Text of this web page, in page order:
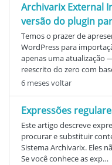
Archivarix External
versão do plugin
Temos o prazer de
WordPress para
apenas uma atualização
reescrito do zero com
6 meses voltar
Expressões
Este artigo descreve
procurar e substituir
Sistema Archivarix. Eles
Se você conhece as exp…